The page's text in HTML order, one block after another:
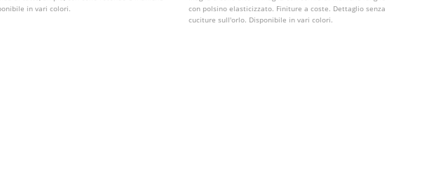
in vari colori.
con polsino elasticizzato. Finiture a coste. Dettaglio senza
cuciture sull'orlo. Disponibile in vari colori.